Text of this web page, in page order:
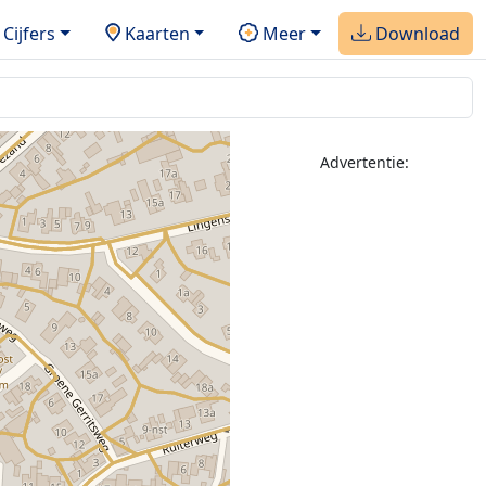
Cijfers Kaarten Meer Download
Advertentie: